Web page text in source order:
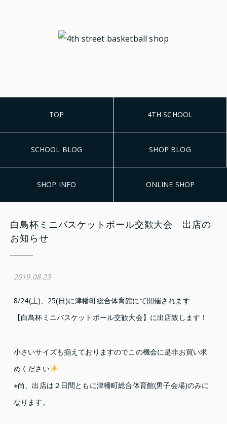
TOP 4TH SCHOOL
SCHOOL BLOG SHOP BLOG
SHOP INFO ONLINE SHOP
白鳥杯ミニバスケットボール交歓大会 出店の
お知らせ
2019.08.23
8/24(土)、25(日)に津幡町総合体育館にて開催されます
【白鳥杯ミニバスケットボール交歓大会】に出店致します！
小さいサイズも揃えておりますのでこの機会に是非お買い求
めください
※尚、出店は２日間ともに津幡町総合体育館(男子会場)のみに
なります。